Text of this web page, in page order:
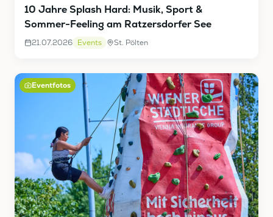
10 Jahre Splash Hard: Musik, Sport &
Sommer-Feeling am Ratzersdorfer See
21.07.2026 Events St. Pölten
Eventfotos